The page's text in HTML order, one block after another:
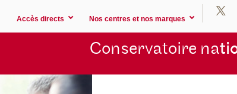
Accès directs Nos centres et nos marques
Conservatoire na